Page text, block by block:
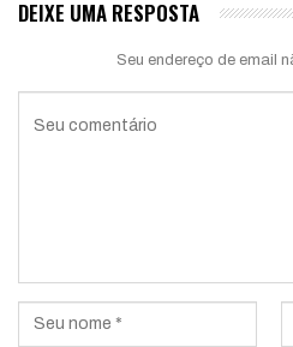
DEIXE UMA RESPOSTA
Seu endereço de email